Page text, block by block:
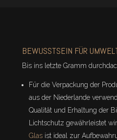
BEWUSSTSEIN FÜR
Bis ins letzte Gramm
Für die Verpackung der
aus der Niederlande
Qualität und Erhaltung der
Lichtschutz gewährleistet
Glas ist ideal zur